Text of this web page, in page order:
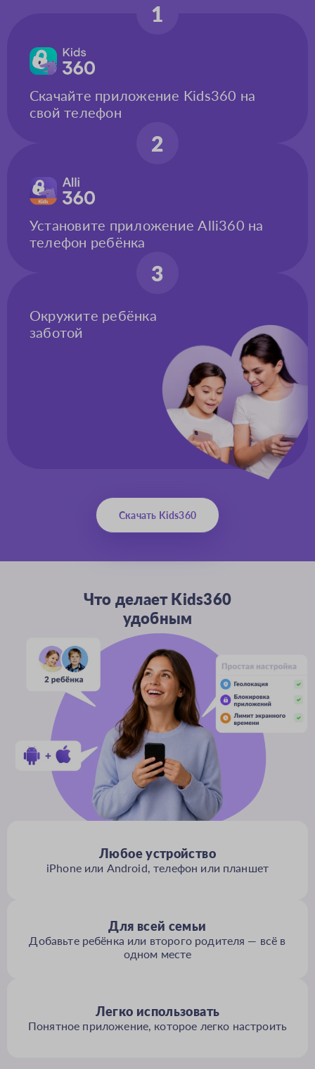
Скачайте приложение Kids360 на
свой телефон
1
Установите приложение Alli360 на
телефон ребёнка
2
Окружите ребёнка
заботой
3
Скачать Kids360
Что делает Kids360
удобным
Любое устройство
iPhone или Android, телефон или планшет
Для всей семьи
Добавьте ребёнка или второго родителя — всё в
одном месте
Легко использовать
Понятное приложение, которое легко настроить